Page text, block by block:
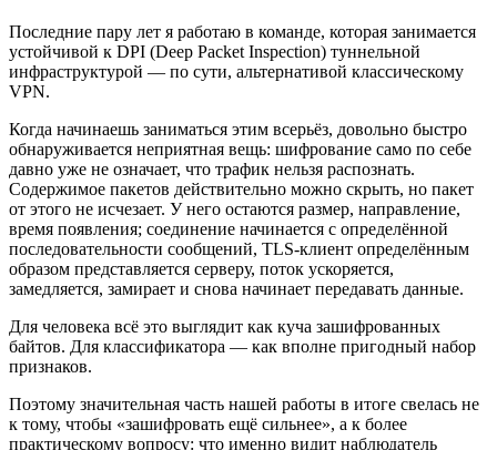
Последние пару лет я работаю в команде, которая занимается
устойчивой к DPI (Deep Packet Inspection) туннельной
инфраструктурой — по сути, альтернативой классическому
VPN.
Когда начинаешь заниматься этим всерьёз, довольно быстро
обнаруживается неприятная вещь: шифрование само по себе
давно уже не означает, что трафик нельзя распознать.
Содержимое пакетов действительно можно скрыть, но пакет
от этого не исчезает. У него остаются размер, направление,
время появления; соединение начинается с определённой
последовательности сообщений, TLS-клиент определённым
образом представляется серверу, поток ускоряется,
замедляется, замирает и снова начинает передавать данные.
Для человека всё это выглядит как куча зашифрованных
байтов. Для классификатора — как вполне пригодный набор
признаков.
Поэтому значительная часть нашей работы в итоге свелась не
к тому, чтобы «зашифровать ещё сильнее», а к более
практическому вопросу: что именно видит наблюдатель